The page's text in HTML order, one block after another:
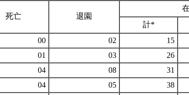
死亡 退園
計*
00 02 15
01 03 26
04 08 31
04 05 38